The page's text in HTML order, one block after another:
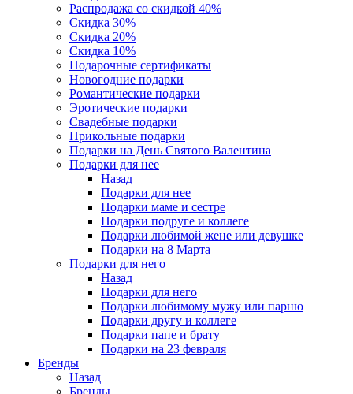
Распродажа со скидкой 40%
Скидка 30%
Скидка 20%
Скидка 10%
Подарочные сертификаты
Новогодние подарки
Романтические подарки
Эротические подарки
Свадебные подарки
Прикольные подарки
Подарки на День Святого Валентина
Подарки для нее
Назад
Подарки для нее
Подарки маме и сестре
Подарки подруге и коллеге
Подарки любимой жене или девушке
Подарки на 8 Марта
Подарки для него
Назад
Подарки для него
Подарки любимому мужу или парню
Подарки другу и коллеге
Подарки папе и брату
Подарки на 23 февраля
Бренды
Назад
Бренды